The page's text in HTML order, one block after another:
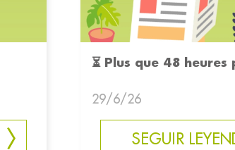
⏳ Plus que 48
29/6/26
SEGUIR